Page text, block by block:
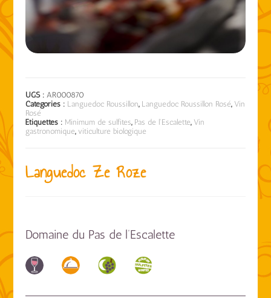
UGS :AR000870
Catégories : Languedoc Roussillon, Languedoc Roussillon Rosé, Vin
Rosé
Étiquettes : Minimum de sulfites, Pas de l'Escalette, Vin
gastronomique, viticulture biologique
Languedoc Ze Roze
Domaine du Pas de l’Escalette